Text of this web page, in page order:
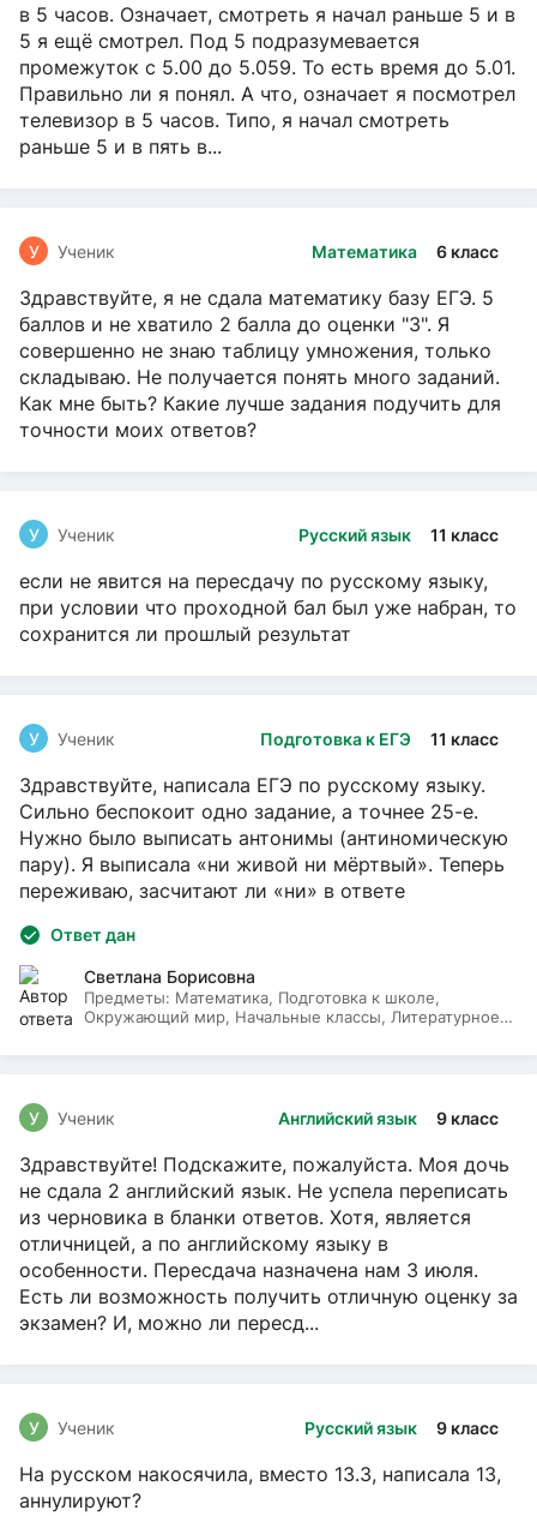
в 5 часов. Означает, смотреть я начал раньше 5 и в
5 я ещё смотрел. Под 5 подразумевается
промежуток с 5.00 до 5.059. То есть время до 5.01.
Правильно ли я понял. А что, означает я посмотрел
телевизор в 5 часов. Типо, я начал смотреть
раньше 5 и в пять в...
Математика 6 класс
У Ученик
Здравствуйте, я не сдала математику базу ЕГЭ. 5
баллов и не хватило 2 балла до оценки "3". Я
совершенно не знаю таблицу умножения, только
складываю. Не получается понять много заданий.
Как мне быть? Какие лучше задания подучить для
точности моих ответов?
Русский язык 11 класс
У Ученик
если не явится на пересдачу по русскому языку,
при условии что проходной бал был уже набран, то
сохранится ли прошлый результат
Подготовка к ЕГЭ 11 класс
У Ученик
Здравствуйте, написала ЕГЭ по русскому языку.
Сильно беспокоит одно задание, а точнее 25-е.
Нужно было выписать антонимы (антиномическую
пару). Я выписала «ни живой ни мёртвый». Теперь
переживаю, засчитают ли «ни» в ответе
Ответ дан
Светлана Борисовна
Предметы: Математика, Подготовка к школе,
Окружающий мир, Начальные классы, Литературное
Английский язык 9 класс
У Ученик
Здравствуйте! Подскажите, пожалуйста. Моя дочь
не сдала 2 английский язык. Не успела переписать
из черновика в бланки ответов. Хотя, является
отличницей, а по английскому языку в
особенности. Пересдача назначена нам 3 июля.
Есть ли возможность получить отличную оценку за
экзамен? И, можно ли пересд...
Русский язык 9 класс
У Ученик
На русском накосячила, вместо 13.3, написала 13,
аннулируют?